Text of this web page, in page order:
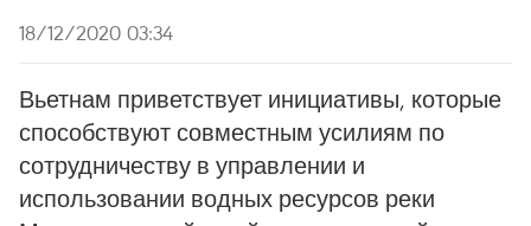
18/12/2020 03:34
Вьетнам приветствует инициативы, которые
способствуют совместным усилиям по
сотрудничеству в управлении и
использовании водных ресурсов реки